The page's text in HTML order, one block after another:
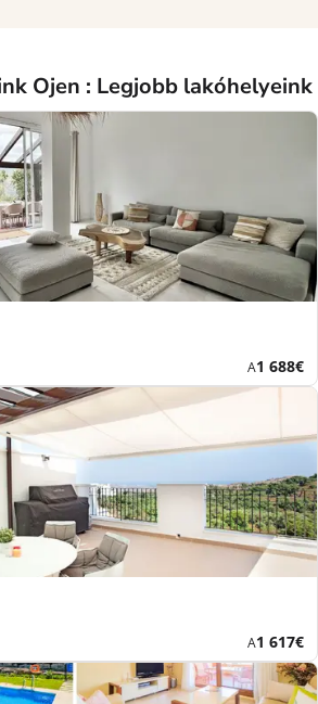
Ojen : Legjobb lakóhelyeink
AÚj
ár
1 688€
AÚj
ár
1 617€